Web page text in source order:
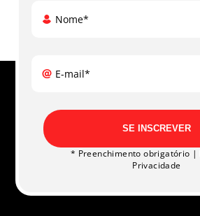
Nome*
E-mail*
SE INSCREVER
* Preenchimento obrigatório |
Privacidade